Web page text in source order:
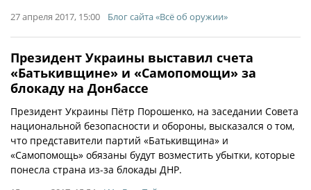
27 апреля 2017, 15:00 Блог сайта «Всё об оружии»
Президент Украины выставил счета
«Батькивщине» и «Самопомощи» за
блокаду на Донбассе
Президент Украины Пётр Порошенко, на заседании Совета
национальной безопасности и обороны, высказался о том,
что представители партий «Батькивщина» и
«Самопомощь» обязаны будут возместить убытки, которые
понесла страна из-за блокады ДНР.